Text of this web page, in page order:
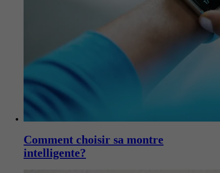
Comment choisir sa montre
intelligente?